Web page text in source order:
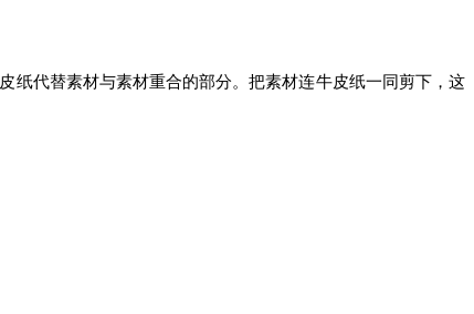
纸代替素材与素材重合的部分。把素材连牛皮纸一同剪下，这